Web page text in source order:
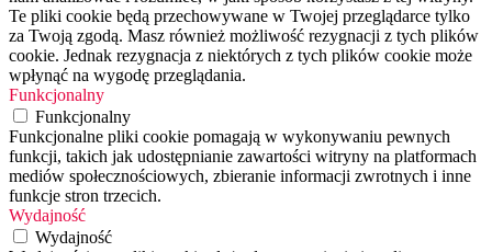
Te pliki cookie będą przechowywane w Twojej przeglądarce tylko
za Twoją zgodą. Masz również możliwość rezygnacji z tych plików
cookie. Jednak rezygnacja z niektórych z tych plików cookie może
wpłynąć na wygodę przeglądania.
Funkcjonalny
Funkcjonalny
Funkcjonalne pliki cookie pomagają w wykonywaniu pewnych
funkcji, takich jak udostępnianie zawartości witryny na platformach
mediów społecznościowych, zbieranie informacji zwrotnych i inne
funkcje stron trzecich.
Wydajność
Wydajność